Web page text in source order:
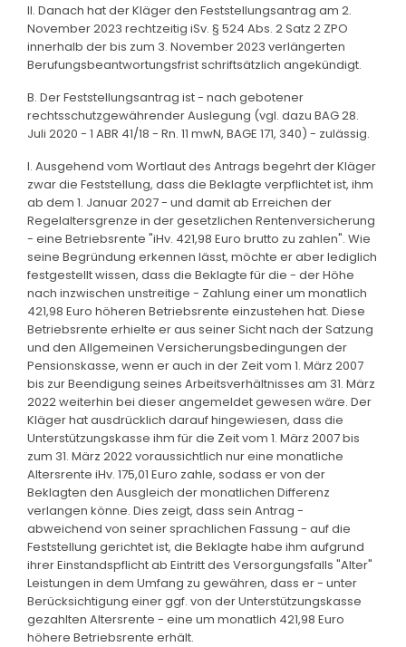
II. Danach hat der Kläger den Feststellungsantrag am 2.
November 2023 rechtzeitig iSv. § 524 Abs. 2 Satz 2 ZPO
innerhalb der bis zum 3. November 2023 verlängerten
Berufungsbeantwortungsfrist schriftsätzlich angekündigt.
B. Der Feststellungsantrag ist - nach gebotener
rechtsschutzgewährender Auslegung (vgl. dazu BAG 28.
Juli 2020 - 1 ABR 41/18 - Rn. 11 mwN, BAGE 171, 340) - zulässig.
I. Ausgehend vom Wortlaut des Antrags begehrt der Kläger
zwar die Feststellung, dass die Beklagte verpflichtet ist, ihm
ab dem 1. Januar 2027 - und damit ab Erreichen der
Regelaltersgrenze in der gesetzlichen Rentenversicherung
- eine Betriebsrente "iHv. 421,98 Euro brutto zu zahlen". Wie
seine Begründung erkennen lässt, möchte er aber lediglich
festgestellt wissen, dass die Beklagte für die - der Höhe
nach inzwischen unstreitige - Zahlung einer um monatlich
421,98 Euro höheren Betriebsrente einzustehen hat. Diese
Betriebsrente erhielte er aus seiner Sicht nach der Satzung
und den Allgemeinen Versicherungsbedingungen der
Pensionskasse, wenn er auch in der Zeit vom 1. März 2007
bis zur Beendigung seines Arbeitsverhältnisses am 31. März
2022 weiterhin bei dieser angemeldet gewesen wäre. Der
Kläger hat ausdrücklich darauf hingewiesen, dass die
Unterstützungskasse ihm für die Zeit vom 1. März 2007 bis
zum 31. März 2022 voraussichtlich nur eine monatliche
Altersrente iHv. 175,01 Euro zahle, sodass er von der
Beklagten den Ausgleich der monatlichen Differenz
verlangen könne. Dies zeigt, dass sein Antrag -
abweichend von seiner sprachlichen Fassung - auf die
Feststellung gerichtet ist, die Beklagte habe ihm aufgrund
ihrer Einstandspflicht ab Eintritt des Versorgungsfalls "Alter"
Leistungen in dem Umfang zu gewähren, dass er - unter
Berücksichtigung einer ggf. von der Unterstützungskasse
gezahlten Altersrente - eine um monatlich 421,98 Euro
höhere Betriebsrente erhält.